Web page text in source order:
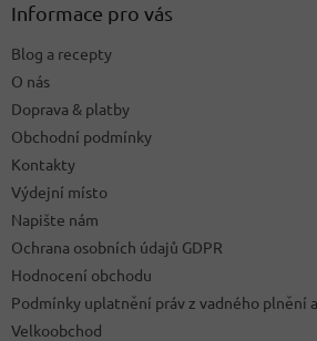
Informace pro vás
Blog a recepty
O nás
Doprava & platby
Obchodní podmínky
Kontakty
Výdejní místo
Napište nám
Ochrana osobních údajů GDPR
Hodnocení obchodu
Podmínky uplatnění práv z vadného plnění
Velkoobchod